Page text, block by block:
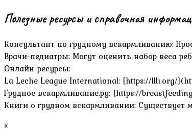
Полезные ресурсы и справочная
Консультант по грудному вскармливанию:
Врачи-педиатры: Могут оценить набор веса
Онлайн-ресурсы:
La Leche League International: [https://llli.org/
Грудное вскармливание.ру: [https://
Книги о грудном вскармливании: Существует
«